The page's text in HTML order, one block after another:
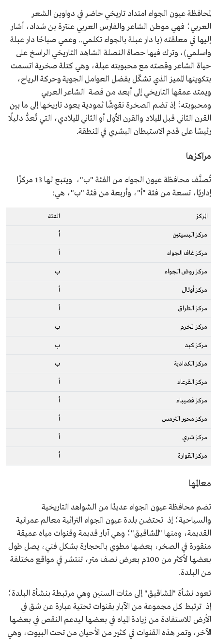
لمحافظة عيون الجواء امتداد تاريخي حاضر في دواوين الشعر
العربي؛ فهي موطن الشاعر والفارس العربي عنترة بن شداد، أشار
إليها في معلقته (يا دار عبلة بالجواء تكلمي.. وعمي صباحًا دار عبلة
واسلمي)، وترك فيها حصاة النصلة الشاهد التاريخي الراسخ على
حياة الشاعر وقصته مع محبوبته عبلة، وهي كتلة صخرية اتسمت
بتكوينها المميز الذي تشكّل بفضل العوامل الجوية وحركة الرياح،
ويمتد عمقها التاريخي إلى أبعد من قصة الشاعر العربي
ومحبوبته؛ إذ تضم الصخرة نقوشًا ثمودية يعود تاريخها إلى ما بين
القرن الثاني قبل الميلاد والقرن الأول أو الثاني الميلادي، التي تُعدُّ دليلًا
رئيسًا على قدم الاستيطان البشري في المنطقة.
مراكزها
تُصنَّف محافظة عيون الجواء من الفئة "ب"، ويتبع لها 13 مركزًا
إداريًا، تسعة من فئة "أ"، وأربعة من فئة "ب"، هي:
المركز الفئة
مركز البسيتين أ
مركز غاف الجواء أ
مركز روض الجواء ب
مركز أوثال أ
مركز الطراق أ
مركز المخرم ب
مركز كبد ب
مركز الكدادية ب
مركز القرعاء أ
مركز قصيباء أ
مركز محير الترمس أ
مركز شري أ
مركز القوارة أ
معالمها
تضم محافظة عيون الجواء عديدًا من الشواهد التاريخية
والسياحية؛ إذ تحتضن بلدة عيون الجواء التراثية معالم عمرانية
القديمة، ومنها "المشاقيق"؛ وهي آبار قديمة وقنوات مياه عميقة
منقورة في الصخر، بعضها مطوي بالحجارة بشكل فني، يصل طول
بعضها لأكثر من 100م بعرض نصف متر، تنتشر في مواقع مختلفة
من البلدة.
تعود نشأة "المشاقيق" إلى مئات السنين وهي مرتبطة بنشأة البلدة؛
إذ ترتبط كل مجموعة من الآبار بقنوات تحتية عبارة عن شق في
الأرض للاستفادة من زيادة المياه في بعضها ليدعم النقص في بعضها
الآخر، وتمر هذه القنوات في كثير من الأحيان من تحت البيوت، وهي